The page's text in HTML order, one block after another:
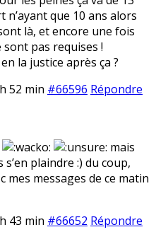
n’ayant que 10 ans alors
là, et encore une fois
pas requises !
la justice après ça ?
52 min #66596 Répondre
mais
plaindre :) du coup,
mes messages de ce matin
43 min #66652 Répondre